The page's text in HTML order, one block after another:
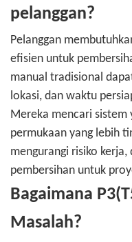
pelanggan?
Pelanggan
efisien untuk
manual tradisional
lokasi, dan waktu
Mereka mencari sistem
permukaan yang lebih
mengurangi risiko
pembersihan untuk
Bagaimana
Masalah?